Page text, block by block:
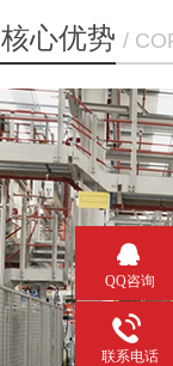
核心优势 /
QQ咨询
联系电话